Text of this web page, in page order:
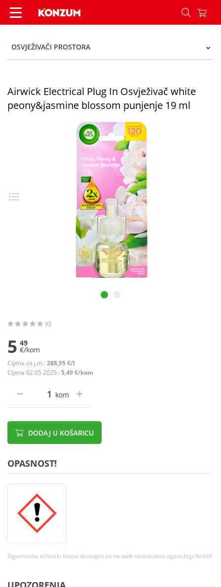
Airwick Electrical Plug In Osvježivač white
OSVJEŽIVAČI PROSTORA
Airwick Electrical Plug In Osvježivač white
peony&jasmine blossom punjenje 19 ml
(0)
5 49
€/kom
Cijena za j.m.: 288,95 €/l
Cijena 02.05.2025.: 5,49 €/kom
kom
DODAJ U KOŠARICU
OPASNOST!
Sigurnosno tehnicki listovi dostupni su na web stranicama apsot.hzjz.hr/stl/